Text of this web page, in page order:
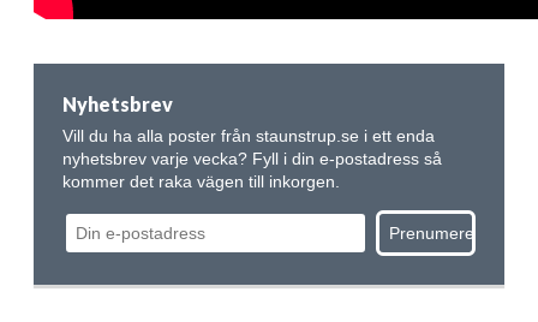
Nyhetsbrev
Vill du ha alla poster från staunstrup.se i ett enda
nyhetsbrev varje vecka? Fyll i din e-postadress så
kommer det raka vägen till inkorgen.